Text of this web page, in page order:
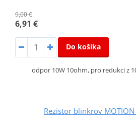
9,00 €
6,91 €
Do košíka
odpor 10W 10ohm, pro redukci z
Rezistor blinkrov MOTION